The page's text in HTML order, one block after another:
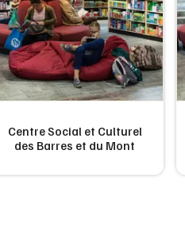
Centre Social et Culturel
des Barres et du Mont